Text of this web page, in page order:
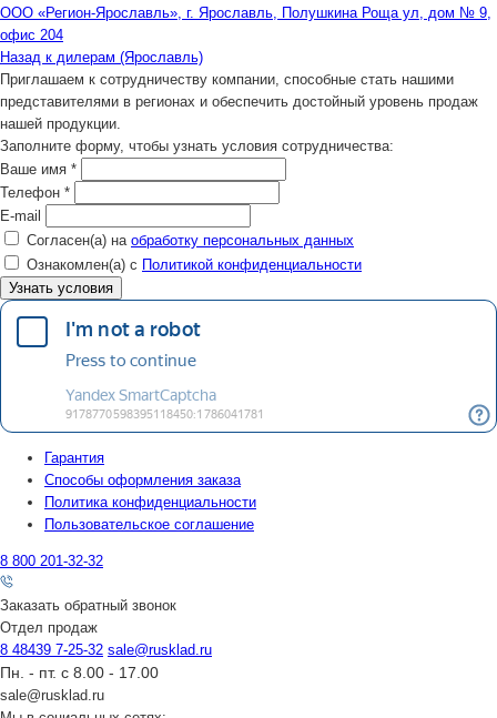
ООО «Регион-Ярославль», г. Ярославль, Полушкина Роща ул, дом № 9,
офис 204
Назад к дилерам (Ярославль)
Приглашаем к сотрудничеству компании, способные стать нашими
представителями в регионах и обеспечить достойный уровень продаж
нашей продукции.
Заполните форму, чтобы узнать условия сотрудничества:
Ваше имя *
Телефон *
E-mail
Согласен(а) на обработку персональных данных
Ознакомлен(а) с Политикой конфиденциальности
Гарантия
Способы оформления заказа
Политика конфиденциальности
Пользовательское соглашение
8 800 201-32-32
Заказать обратный звонок
Отдел продаж
8 48439 7-25-32 sale@rusklad.ru
Пн. - пт. с 8.00 - 17.00
sale@rusklad.ru